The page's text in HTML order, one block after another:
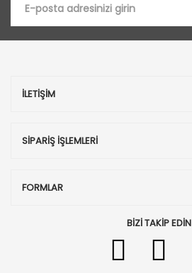
İLETİŞİM
SİPARİŞ İŞLEMLERİ
FORMLAR
BİZİ TAKİP EDİN